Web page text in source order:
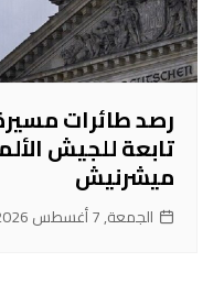
رصد طائرات
تابعة للجيش
ميشرنيش
الجمعة, 7 أغسطس 2026, 21:54